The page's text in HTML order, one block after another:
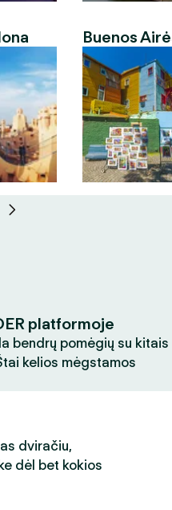
Buenos
platformoje
bendrų pomėgių su kitais
kelios mėgstamos
dviračiu,
dėl bet kokios